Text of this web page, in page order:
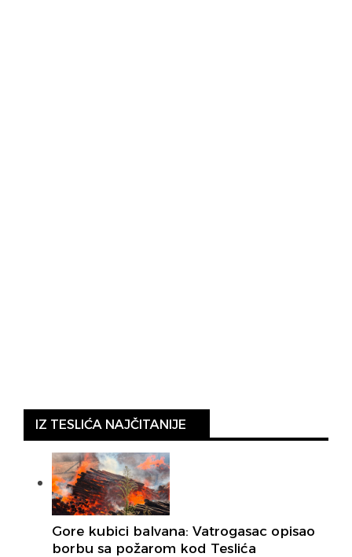
IZ TESLIĆA NAJČITANIJE
Gore kubici balvana: Vatrogasac opisao
borbu sa požarom kod Teslića